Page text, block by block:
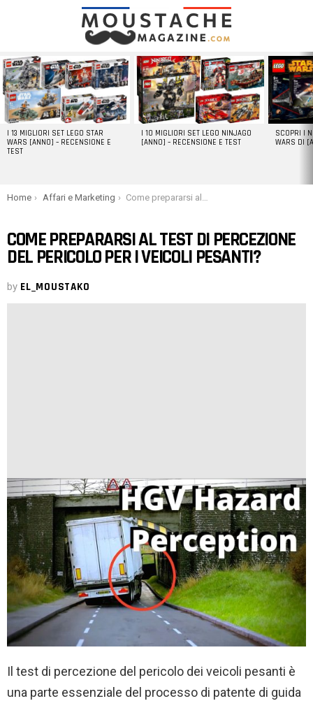
LATEST
STORIES
I 13 MIGLIORI SET LEGO STAR
WARS [ANNO] – RECENSIONE E
TEST
I 10 MIGLIORI SET LEGO NINJAGO
[ANNO] – RECENSIONE E TEST
SCOPRI I
WARS DI
You are here:
Home Affari e Marketing Come prepararsi al test di percezione del pericolo per i veicoli pesanti?
COME PREPARARSI AL TEST DI PERCEZIONE
DEL PERICOLO PER I VEICOLI PESANTI?
by EL_MOUSTAKO
Il test di percezione del pericolo dei veicoli pesanti è
una parte essenziale del processo di patente di guida